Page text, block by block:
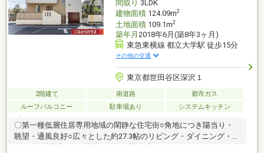
間取り 3LDK
建物面積124.09m2
土地面積109.1m2
築年月 2018年6月(築8年3ヶ月)
東急東横線 都立大学駅 徒歩15分
その他の交通
東京都世田谷区深沢１
2階建て 南道路
都市ガス
ルーフバルコニー
駐車場あり システムキッチン
〇第一種低層住居専用地域の閑静な住宅街○角地につき陽当り・
眺望・通風良好○広々とした約27.3帖のリビング・ダイニング・キ